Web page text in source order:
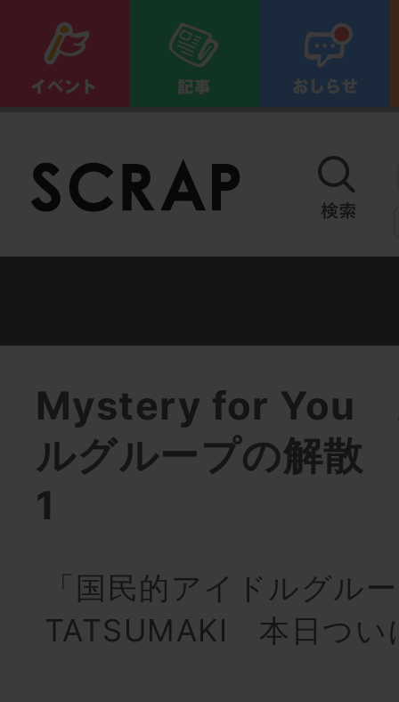
Mystery for You
ルグループの解散
1
「国民的アイドルグル
TATSUMAKI 本日つい